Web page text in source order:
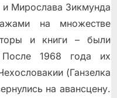
Мирослава Зикмунда
на множестве
и книги – были
После 1968 года их
(Ганзелка
на авансцену.